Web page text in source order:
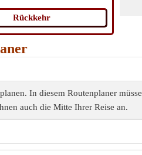
In diesem Routenplaner
auch die Mitte Ihrer Reise an.